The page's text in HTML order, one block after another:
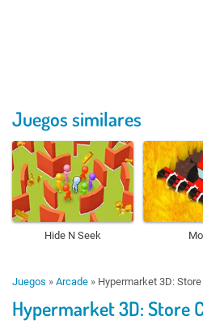
Juegos similares
Hide N Seek
Juegos » Arcade » Hypermarket 3D:
Hypermarket 3D: Store